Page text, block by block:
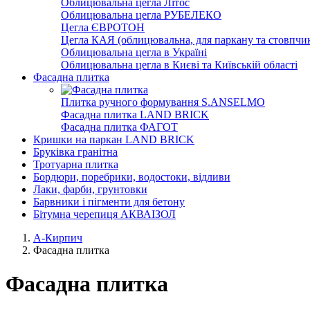
Облицювальна цегла Літос
Облицювальна цегла РУБЕЛЕКО
Цегла ЄВРОТОН
Цегла КАЯ (облицювальна, для паркану та
Облицювальна цегла в Україні
Облицювальна цегла в Києві та Київській області
Фасадна плитка
Плитка ручного формування S.ANSELMO
Фасадна плитка LAND BRICK
Фасадна плитка ФАГОТ
Кришки на паркан LAND BRICK
Бруківка гранітна
Тротуарна плитка
Бордюри, поребрики, водостоки, відливи
Лаки, фарби, грунтовки
Барвники і пігменти для бетону
Бітумна черепиця АКВАІЗОЛ
А-Кирпич
Фасадна плитка
Фасадна плитка